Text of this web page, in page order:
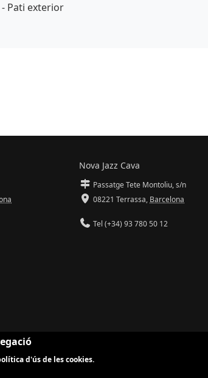
- Pati exterior
Nova Jazz Cava
Passatge Tete Montoliu, s/n
08221 Terrassa, Barcelona
Tel (+34) 93 780 50 12
d'ús de les cookies.